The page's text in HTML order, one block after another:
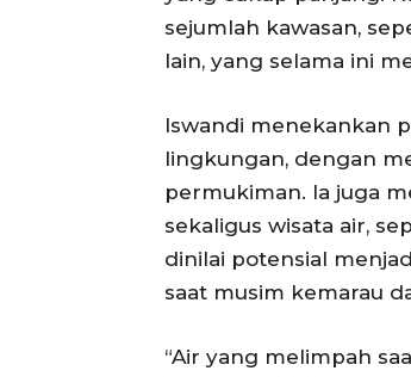
sejumlah kawasan,
lain, yang selama ini
Iswandi menekankan
lingkungan, dengan
permukiman. Ia juga
sekaligus wisata air,
dinilai potensial
saat musim kemarau
“Air yang melimpah